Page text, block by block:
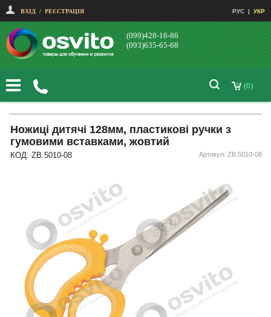
ВХІД / РЕЄСТРАЦІЯ РУС | УКР
(099)428-16-86
(093)635-65-68
(0)
Ножиці дитячі 128мм, пластикові ручки з
гумовими вставками, жовтий
КОД: ZB.5010-08 Артикул: ZB.5010-08